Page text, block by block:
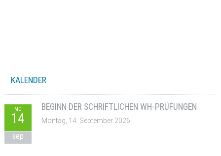
KALENDER
MO
14
sep
BEGINN DER SCHRIFTLICHEN WH-PRÜFUNGEN
Montag, 14. September 2026